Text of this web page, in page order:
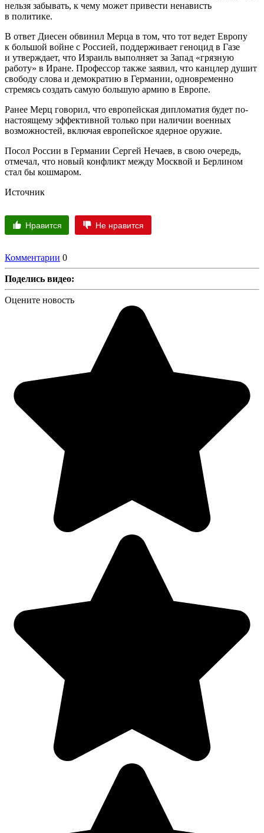
нельзя забывать, к чему может привести ненависть
в политике.
В ответ Диесен обвинил Мерца в том, что тот ведет Европу
к большой войне с Россией, поддерживает геноцид в Газе
и утверждает, что Израиль выполняет за Запад «грязную
работу» в Иране. Профессор также заявил, что канцлер душит
свободу слова и демократию в Германии, одновременно
стремясь создать самую большую армию в Европе.
Ранее Мерц говорил, что европейская дипломатия будет по-
настоящему эффективной только при наличии военных
возможностей, включая европейское ядерное оружие.
Посол России в Германии Сергей Нечаев, в свою очередь,
отмечал, что новый конфликт между Москвой и Берлином
стал бы кошмаром.
Источник
Нравится Не нравится
Комментарии 0
Поделись видео:
Оцените новость